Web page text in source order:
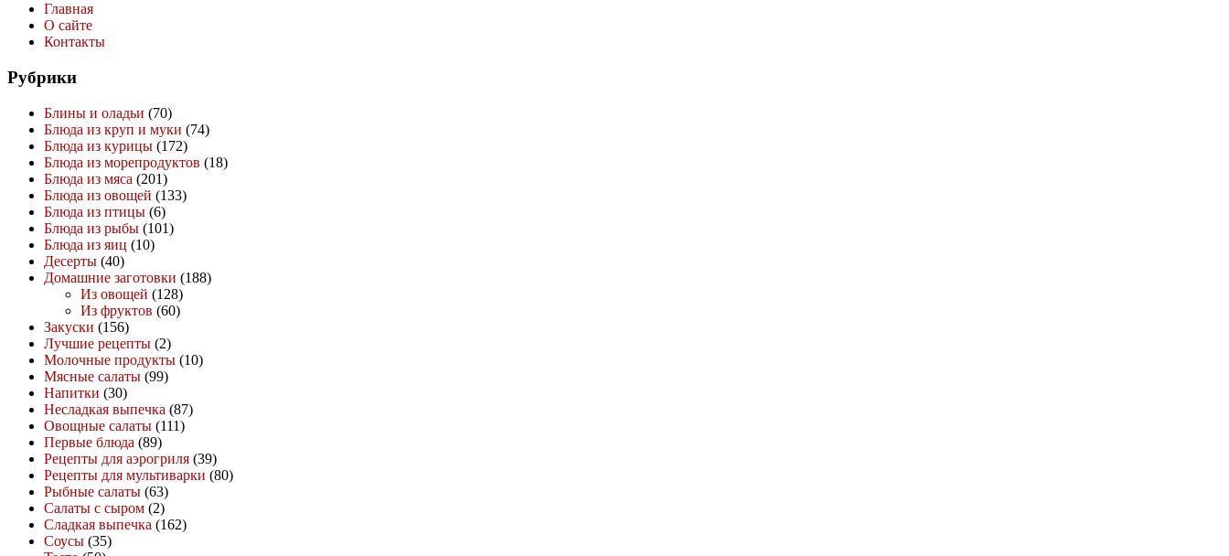
Главная
О сайте
Контакты
Рубрики
Блины и оладьи (70)
Блюда из круп и муки (74)
Блюда из курицы (172)
Блюда из морепродуктов (18)
Блюда из мяса (201)
Блюда из овощей (133)
Блюда из птицы (6)
Блюда из рыбы (101)
Блюда из яиц (10)
Десерты (40)
Домашние заготовки (188)
Из овощей (128)
Из фруктов (60)
Закуски (156)
Лучшие рецепты (2)
Молочные продукты (10)
Мясные салаты (99)
Напитки (30)
Несладкая выпечка (87)
Овощные салаты (111)
Первые блюда (89)
Рецепты для аэрогриля (39)
Рецепты для мультиварки (80)
Рыбные салаты (63)
Салаты с сыром (2)
Сладкая выпечка (162)
Соусы (35)